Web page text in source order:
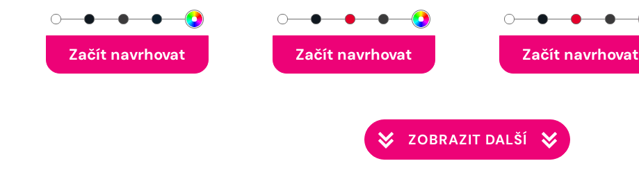
Začít navrhovat Začít navrhovat Začít navrhovat
ZOBRAZIT DALŠÍ